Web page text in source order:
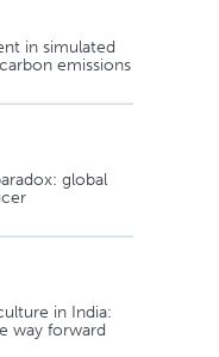
in simulated
emissions
global
in India:
way forward